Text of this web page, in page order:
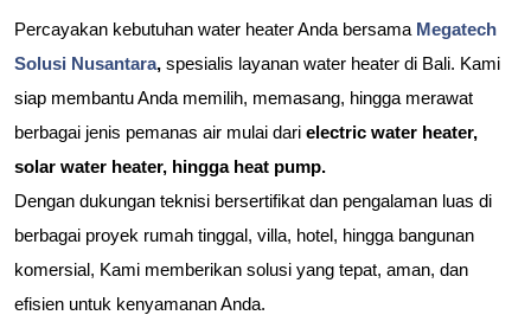
Percayakan kebutuhan water heater Anda bersama Megatech
Solusi Nusantara, spesialis layanan water heater di Bali. Kami
siap membantu Anda memilih, memasang, hingga merawat
berbagai jenis pemanas air mulai dari electric water heater,
solar water heater, hingga heat pump.
Dengan dukungan teknisi bersertifikat dan pengalaman luas di
berbagai proyek rumah tinggal, villa, hotel, hingga bangunan
komersial, Kami memberikan solusi yang tepat, aman, dan
efisien untuk kenyamanan Anda.